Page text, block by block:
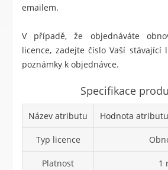
emailem.
V případě, že objednáváte
licence, zadejte číslo Vaší stávající
poznámky k objednávce.
Specifikace
Název atributu Hodnota atributu
Typ licence
Platnost 1